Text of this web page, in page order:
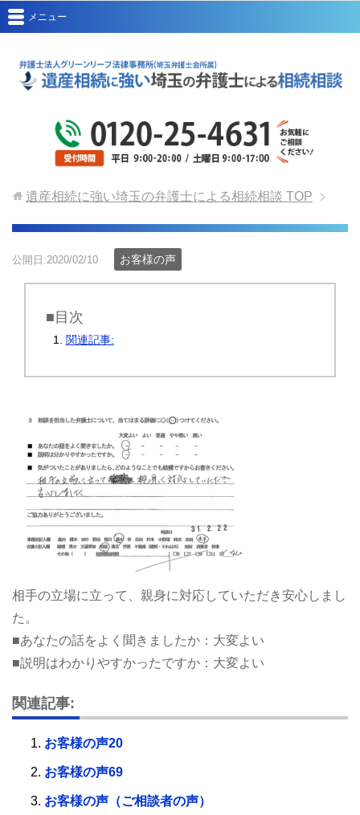
メニュー
遺産相続に強い埼玉の弁護士による相続相談 TOP
公開日:2020/02/10 お客様の声
■目次
関連記事:
相手の立場に立って、親身に対応していただき安心しまし
た。
■あなたの話をよく聞きましたか：大変よい
■説明はわかりやすかったですか：大変よい
関連記事:
お客様の声20
お客様の声69
お客様の声（ご相談者の声）